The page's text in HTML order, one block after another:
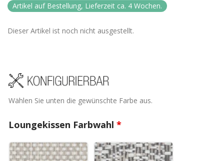
Artikel auf Bestellung, Lieferzeit ca. 4 Wochen.
Dieser Artikel ist noch nicht ausgestellt.
Wählen Sie unten die gewünschte Farbe aus.
Loungekissen Farbwahl *